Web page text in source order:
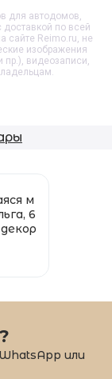
для автодомов,
доставкой по всей
сайте Reimo.ru, не
изображения
пр.), видеозаписи,
м
6
или